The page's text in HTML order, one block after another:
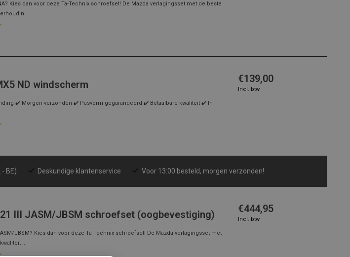
Kies dan voor deze Ta-Technix schroefset! De Mazda verlagingsset met de beste
ND windscherm
✔️ Morgen verzonden ✔️ Pasvorm gegarandeerd ✔️ Betaalbare kwaliteit ✔️ In
€139,00
Incl. btw
BE) Deskundige klantenservice Voor 13:00 besteld, morgen verzonden!
III JASM/JBSM schroefset (oogbevestiging)
JBSM? Kies dan voor deze Ta-Technix schroefset! De Mazda verlagingsset met
...
€444,95
Incl. btw